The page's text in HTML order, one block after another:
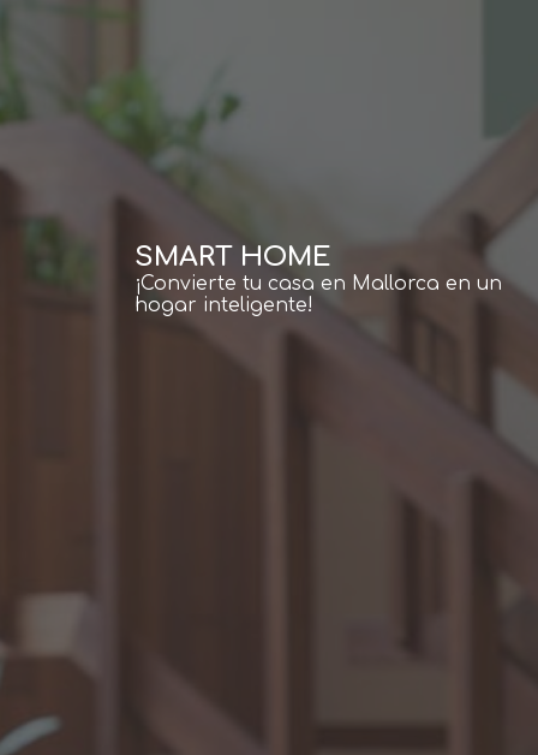
SMART HOME
¡Convierte tu casa en Mallorca en un
hogar inteligente!